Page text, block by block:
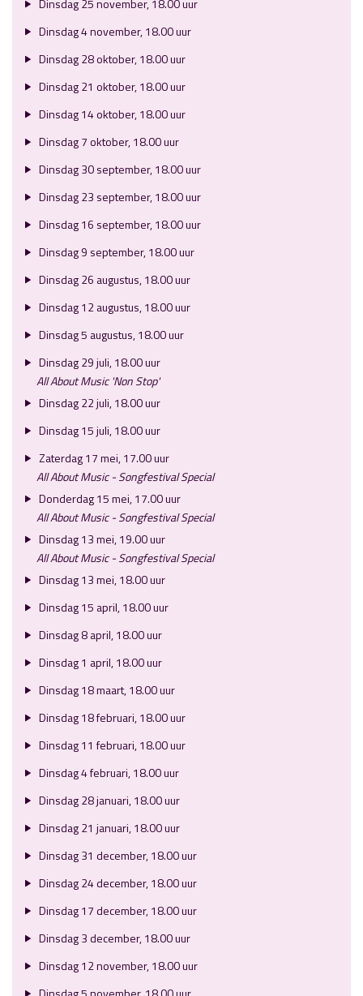
Dinsdag 25 november, 18.00 uur
Dinsdag 4 november, 18.00 uur
Dinsdag 28 oktober, 18.00 uur
Dinsdag 21 oktober, 18.00 uur
Dinsdag 14 oktober, 18.00 uur
Dinsdag 7 oktober, 18.00 uur
Dinsdag 30 september, 18.00 uur
Dinsdag 23 september, 18.00 uur
Dinsdag 16 september, 18.00 uur
Dinsdag 9 september, 18.00 uur
Dinsdag 26 augustus, 18.00 uur
Dinsdag 12 augustus, 18.00 uur
Dinsdag 5 augustus, 18.00 uur
Dinsdag 29 juli, 18.00 uur
All About Music 'Non Stop'
Dinsdag 22 juli, 18.00 uur
Dinsdag 15 juli, 18.00 uur
Zaterdag 17 mei, 17.00 uur
All About Music - Songfestival Special
Donderdag 15 mei, 17.00 uur
All About Music - Songfestival Special
Dinsdag 13 mei, 19.00 uur
All About Music - Songfestival Special
Dinsdag 13 mei, 18.00 uur
Dinsdag 15 april, 18.00 uur
Dinsdag 8 april, 18.00 uur
Dinsdag 1 april, 18.00 uur
Dinsdag 18 maart, 18.00 uur
Dinsdag 18 februari, 18.00 uur
Dinsdag 11 februari, 18.00 uur
Dinsdag 4 februari, 18.00 uur
Dinsdag 28 januari, 18.00 uur
Dinsdag 21 januari, 18.00 uur
Dinsdag 31 december, 18.00 uur
Dinsdag 24 december, 18.00 uur
Dinsdag 17 december, 18.00 uur
Dinsdag 3 december, 18.00 uur
Dinsdag 12 november, 18.00 uur